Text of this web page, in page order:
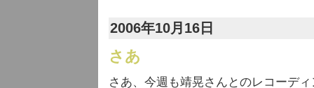
2006年10月16日
さあ
さあ、今週も靖晃さんとのレコーデ